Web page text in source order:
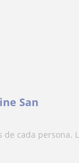
San
cada persona.